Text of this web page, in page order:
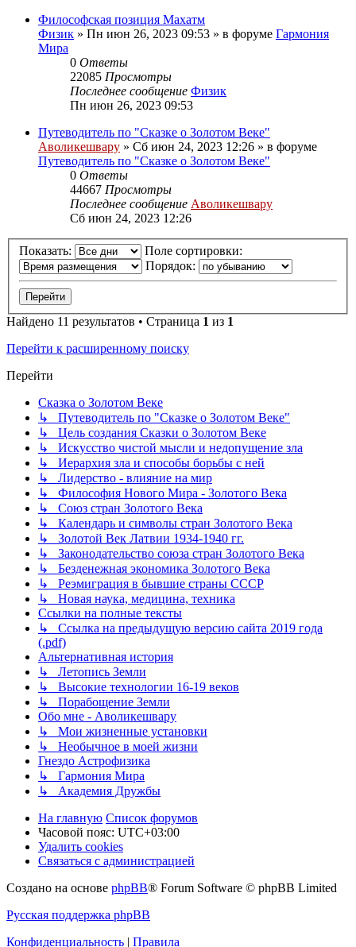
Философская позиция Махатм
Физик » Пн июн 26, 2023 09:53 » в форуме Гармония
Мира
0 Ответы
22085 Просмотры
Последнее сообщение Физик
Пн июн 26, 2023 09:53
Путеводитель по "Сказке о Золотом Веке"
Аволикешвару » Сб июн 24, 2023 12:26 » в форуме
Путеводитель по "Сказке о Золотом Веке"
0 Ответы
44667 Просмотры
Последнее сообщение Аволикешвару
Сб июн 24, 2023 12:26
Показать:
Поле сортировки:
Порядок:
Найдено 11 результатов • Страница 1 из 1
Перейти к расширенному поиску
Перейти
Сказка о Золотом Веке
↳ Путеводитель по "Сказке о Золотом Веке"
↳ Цель создания Сказки о Золотом Веке
↳ Искусство чистой мысли и недопущение зла
↳ Иерархия зла и способы борьбы с ней
↳ Лидерство - влияние на мир
↳ Философия Нового Мира - Золотого Века
↳ Cоюз стран Золотого Века
↳ Календарь и символы стран Золотого Века
↳ Золотой Век Латвии 1934-1940 гг.
↳ Законодательство союза стран Золотого Века
↳ Безденежная экономика Золотого Века
↳ Реэмиграция в бывшие страны СССР
↳ Новая наука, медицина, техника
Ссылки на полные тексты
↳ Ссылка на предыдущую версию сайта 2019 года
(.pdf)
Альтернативная история
↳ Летопись Земли
↳ Высокие технологии 16-19 веков
↳ Порабощение Земли
Обо мне - Аволикешвару
↳ Мои жизненные установки
↳ Необычное в моей жизни
Гнездо Астрофизика
↳ Гармония Мира
↳ Академия Дружбы
На главную Список форумов
Часовой пояс: UTC+03:00
Удалить cookies
Связаться с администрацией
Создано на основе phpBB® Forum Software © phpBB Limited
Русская поддержка phpBB
Конфиденциальность
Правила